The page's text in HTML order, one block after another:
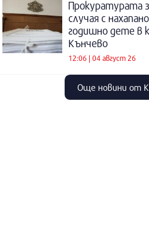
Прокуратурата
случая с
годишно дете в
Кънчево
12:06 | 04 август 26
Още новини от